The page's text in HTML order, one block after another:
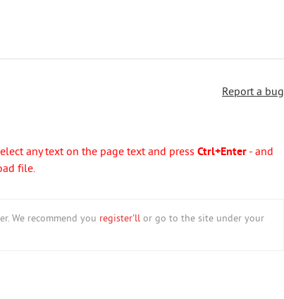
Report a bug
any text on the page text and press Ctrl+Enter - and
file.
We recommend you register'll or go to the site under your